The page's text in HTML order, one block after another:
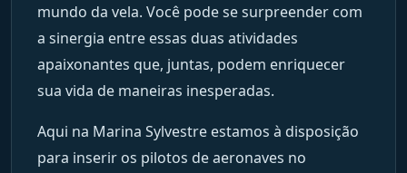
mundo da vela. Você pode se surpreender com
a sinergia entre essas duas atividades
apaixonantes que, juntas, podem enriquecer
sua vida de maneiras inesperadas.
Aqui na Marina Sylvestre estamos à disposição
para inserir os pilotos de aeronaves no